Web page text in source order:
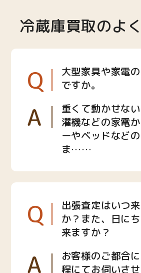
冷蔵庫買取のよ
Q
大型家具や家電
ですか。
A
重くて動かせな
濯機などの家電
ーやベッドなど
ま……
Q
出張査定はいつ
か？また、日に
来ますか？
A
お客様のご都合
程にてお伺いさ